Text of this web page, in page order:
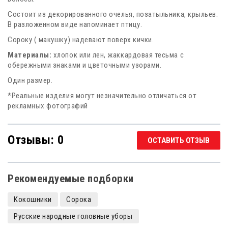
Состоит из декорированного очелья, позатыльника, крыльев.
В разложенном виде напоминает птицу.
Сороку ( макушку) надевают поверх кички.
Материалы: хлопок или лен, жаккардовая тесьма с
обережными знаками и цветочными узорами.
Один размер.
*Реальные изделия могут незначительно отличаться от
рекламных фотографий
Отзывы: 0 ОСТАВИТЬ ОТЗЫВ
Рекомендуемые подборки
Кокошники
Сорока
Русские народные головные уборы